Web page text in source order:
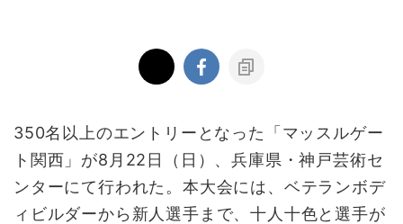
350名以上のエントリーとなった「マッスルゲー
ト関西」が8月22日（日）、兵庫県・神戸芸術セ
ンターにて行われた。本大会には、ベテランボデ
ィビルダーから新人選手まで、十人十色と選手が